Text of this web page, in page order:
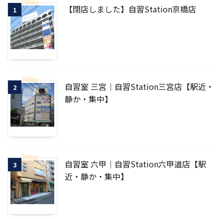
1 【閉店しました】自習Station京橋店
2
自習室 三宮｜自習Station三宮店【駅近・
静か・集中】
3
自習室 六甲｜自習Station六甲道店【駅
近・静か・集中】